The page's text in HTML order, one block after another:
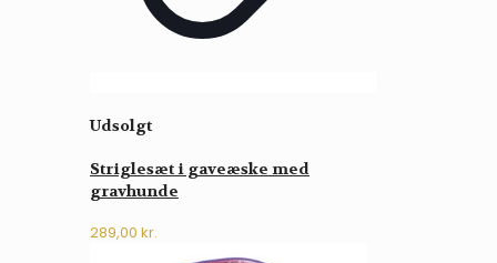
Udsolgt
Striglesæt i gaveæske med
gravhunde
289,00 kr.